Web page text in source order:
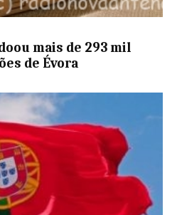
mais de 293 mil
de Évora